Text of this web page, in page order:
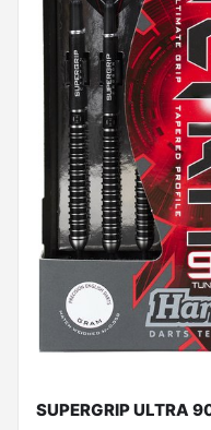
SUPERGRIP ULTRA